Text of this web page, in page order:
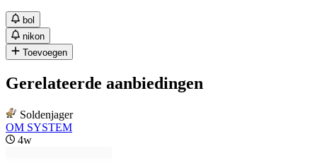
bol
nikon
Toevoegen
Gerelateerde aanbiedingen
Soldenjager
OM SYSTEM
4w